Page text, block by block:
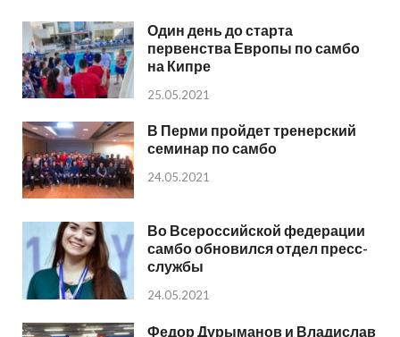
Один день до старта
первенства Европы по самбо
на Кипре
25.05.2021
В Перми пройдет тренерский
семинар по самбо
24.05.2021
Во Всероссийской федерации
самбо обновился отдел пресс-
службы
24.05.2021
Федор Дурыманов и Владислав